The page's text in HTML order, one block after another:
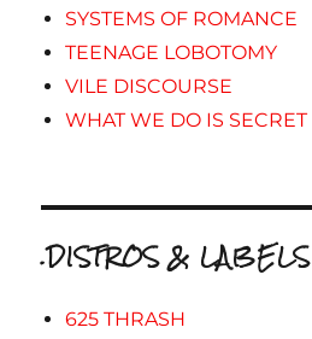
SYSTEMS OF ROMANCE
TEENAGE LOBOTOMY
VILE DISCOURSE
WHAT WE DO IS SECRET
.DISTROS & LABELS
625 THRASH